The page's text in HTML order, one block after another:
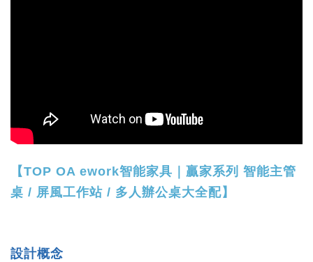
【TOP OA ework智能家具｜贏家系列 智能主管
桌 / 屏風工作站 / 多人辦公桌大全配】
設計概念